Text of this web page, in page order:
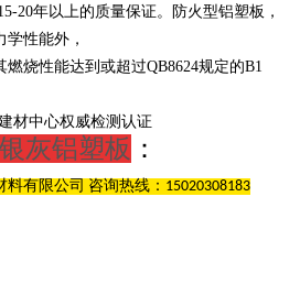
20年以上的质量保证。防火型铝塑板，
性能外，
燃烧性能达到或超过QB8624规定的B1
材中心权威检测认证
灰铝塑板 ：
有限公司 咨询热线：15020308183